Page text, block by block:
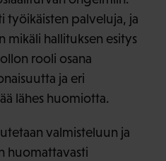
työikäisten palveluja, ja
mikäli hallituksen esitys
rooli osana
ja eri
lähes huomiotta.
valmisteluun ja
huomattavasti